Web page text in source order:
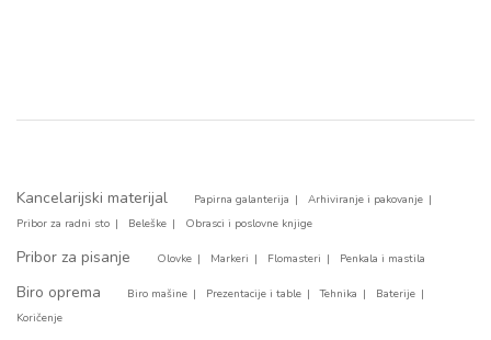
Kancelarijski materijal Papirna galanterija
Arhiviranje i pakovanje
Pribor za radni sto
Beleške Obrasci i poslovne knjige
Pribor za pisanje Olovke Markeri Flomasteri Penkala i mastila
Biro oprema Biro mašine Prezentacije i table Tehnika
Baterije
Koričenje